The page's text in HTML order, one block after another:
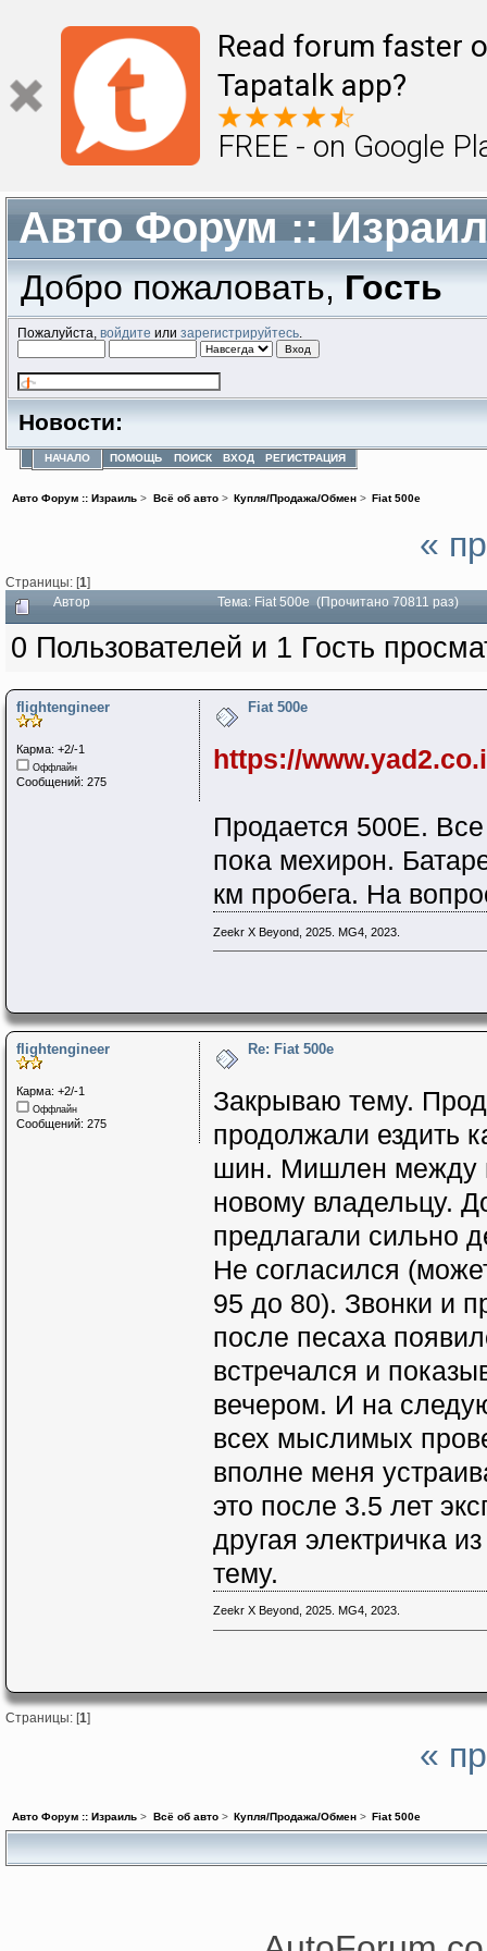
Read forum faster
Tapatalk app?
FREE - on Google
Авто Форум ::
Добро пожаловать,Гость
Пожалуйста,войдите илизарегистрируйтесь
Новости:
НАЧАЛО ПОМОЩЬ ПОИСК ВХОД РЕГИСТРАЦИЯ
Авто Форум :: Израиль > Всё об авто> Купля/Продажа/Обмен> Fiat 500e
«
Страницы: [1]
Автор Тема: Fiat 500e (Прочитано 70811 раз)
0 Пользователей и 1 Гость
flightengineer
Карма: +2/-1
Оффлайн
Сообщений: 275
Fiat 500e
https://
Продается 500Е.
пока мехирон.
км пробега. На
Zeekr X Beyond, 2025. MG4, 2023.
flightengineer
Карма: +2/-1
Оффлайн
Сообщений: 275
Re: Fiat 500e
Закрываю тему.
продолжали ездить
шин. Мишлен между
новому владельцу.
предлагали сильно
Не согласился
95 до 80). Звонки и
после песаха
встречался и
вечером. И на
всех мыслимых
вполне меня
это после 3.5 лет
другая электричка
тему.
Zeekr X Beyond, 2025. MG4, 2023.
Страницы: [1]
«
Авто Форум :: Израиль > Всё об авто> Купля/Продажа/Обмен> Fiat 500e